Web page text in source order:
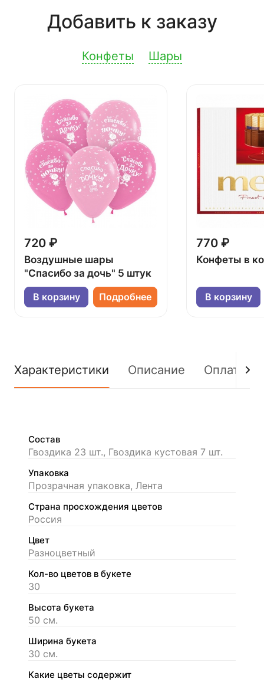
Добавить к заказу
Конфеты Шары
720 ₽
Воздушные шары
"Спасибо за дочь" 5 штук
В корзину Подробнее
770 ₽
Конфеты в
В корзину
Характеристики Описание Оплата
Состав
Гвоздика 23 шт., Гвоздика кустовая 7 шт.
Упаковка
Прозрачная упаковка, Лента
Страна просхождения цветов
Россия
Цвет
Разноцветный
Кол-во цветов в букете
30
Высота букета
50 см.
Ширина букета
30 см.
Какие цветы содержит